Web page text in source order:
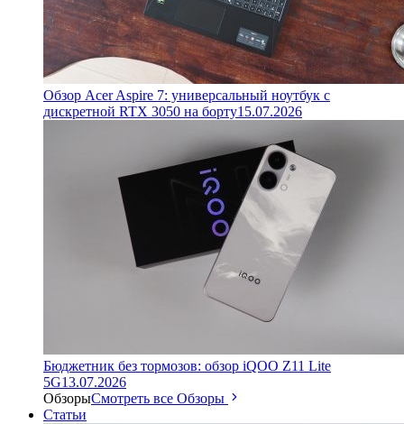
Обзор Acer Aspire 7: универсальный ноутбук с
дискретной RTX 3050 на борту15.07.2026
Бюджетник без тормозов: обзор iQOO Z11 Lite
5G13.07.2026
ОбзорыСмотреть все Обзоры
Статьи